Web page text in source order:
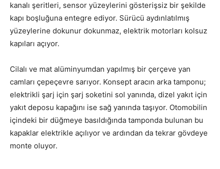
kanalı şeritleri, sensor yüzeylerini gösterişsiz bir şekilde
kapı boşluğuna entegre ediyor. Sürücü aydınlatılmış
yüzeylerine dokunur dokunmaz, elektrik motorları kolsuz
kapıları açıyor.
Cilalı ve mat alüminyumdan yapılmış bir çerçeve yan
camları çepeçevre sarıyor. Konsept aracın arka tamponu;
elektrikli şarj için şarj soketini sol yanında, dizel yakıt için
yakıt deposu kapağını ise sağ yanında taşıyor. Otomobilin
içindeki bir düğmeye basıldığında tamponda bulunan bu
kapaklar elektrikle açılıyor ve ardından da tekrar gövdeye
monte oluyor.